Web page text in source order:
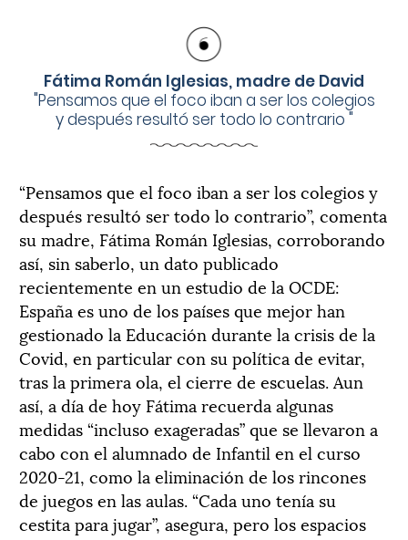
Fátima Román Iglesias, madre de David
"Pensamos que el foco iban a ser los colegios
y después resultó ser todo lo contrario "
“Pensamos que el foco iban a ser los colegios y
después resultó ser todo lo contrario”, comenta
su madre, Fátima Román Iglesias, corroborando
así, sin saberlo, un dato publicado
recientemente en un estudio de la OCDE:
España es uno de los países que mejor han
gestionado la Educación durante la crisis de la
Covid, en particular con su política de evitar,
tras la primera ola, el cierre de escuelas. Aun
así, a día de hoy Fátima recuerda algunas
medidas “incluso exageradas” que se llevaron a
cabo con el alumnado de Infantil en el curso
2020-21, como la eliminación de los rincones
de juegos en las aulas. “Cada uno tenía su
cestita para jugar”, asegura, pero los espacios